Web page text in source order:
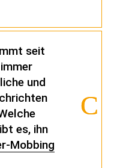
seit
und
es, ihn
Mobbing